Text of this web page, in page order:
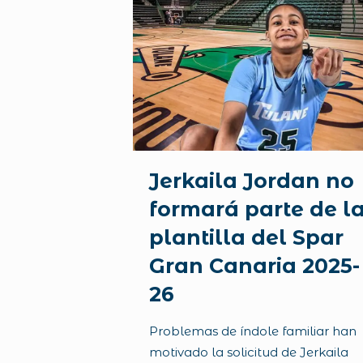
Jerkaila Jordan no
formará parte de
plantilla del Spar
Gran Canaria 2025-
26
Problemas de índole familiar han
motivado la solicitud de Jerkaila